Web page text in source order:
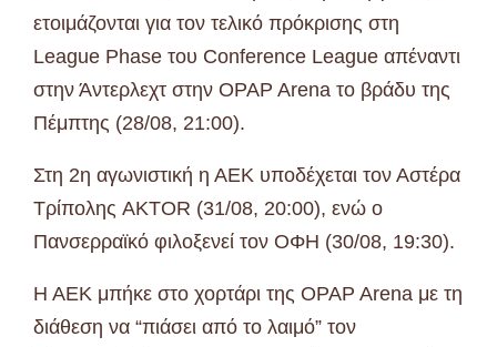
ετοιμάζονται για τον τελικό πρόκρισης στη
League Phase του Conference League απέναντι
στην Άντερλεχτ στην OPAP Arena το βράδυ της
Πέμπτης (28/08, 21:00).
Στη 2η αγωνιστική η ΑΕΚ υποδέχεται τον Αστέρα
Τρίπολης AKTOR (31/08, 20:00), ενώ ο
Πανσερραϊκό φιλοξενεί τον ΟΦΗ (30/08, 19:30).
Η ΑΕΚ μπήκε στο χορτάρι της OPAP Arena με τη
διάθεση να “πιάσει από το λαιμό” τον